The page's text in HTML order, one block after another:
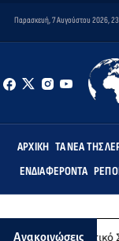
Παρασκευή, 7 Αυγούστου 2026,
ΑΡΧΙΚΉ ΤΑ ΝΈΑ ΤΗΣ
ΕΝΔΙΑΦΈΡΟΝΤΑ
Ανακοινώσεις
στο Δημοτικό